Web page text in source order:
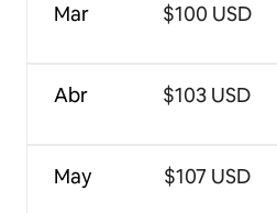
Mar
Abr
May
$100 USD
$103 USD
$107 USD